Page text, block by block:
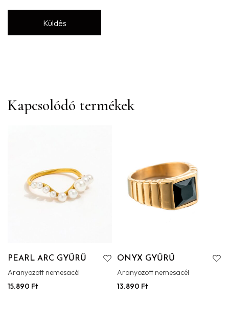
Kapcsolódó termékek
PEARL ARC GYŰRŰ
Aranyozott nemesacél
15.890 Ft
ONYX GYŰRŰ
Aranyozott nemesacél
13.890 Ft